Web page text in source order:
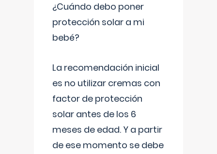
¿Cuándo debo poner
protección solar a mi
bebé?
La recomendación inicial
es no utilizar cremas con
factor de protección
solar antes de los 6
meses de edad. Y a partir
de ese momento se debe